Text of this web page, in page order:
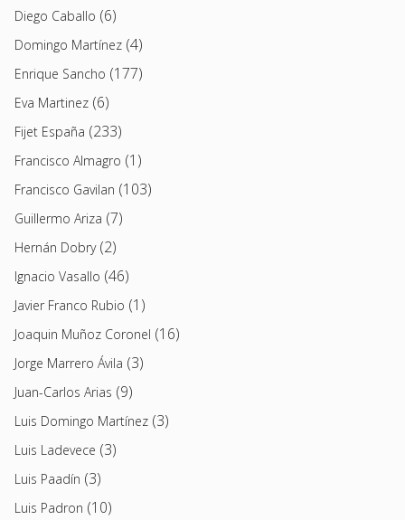
Diego Caballo (6)
Domingo Martínez (4)
Enrique Sancho (177)
Eva Martinez (6)
Fijet España (233)
Francisco Almagro (1)
Francisco Gavilan (103)
Guillermo Ariza (7)
Hernán Dobry(2)
Ignacio Vasallo (46)
Javier Franco Rubio (1)
Joaquin Muñoz Coronel (16)
Jorge Marrero Ávila (3)
Juan-Carlos Arias (9)
Luis Domingo Martínez (3)
Luis Ladevece (3)
Luis Paadín (3)
Luis Padron (10)